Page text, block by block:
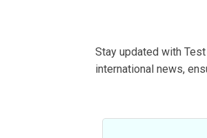
Stay updated with
international news,